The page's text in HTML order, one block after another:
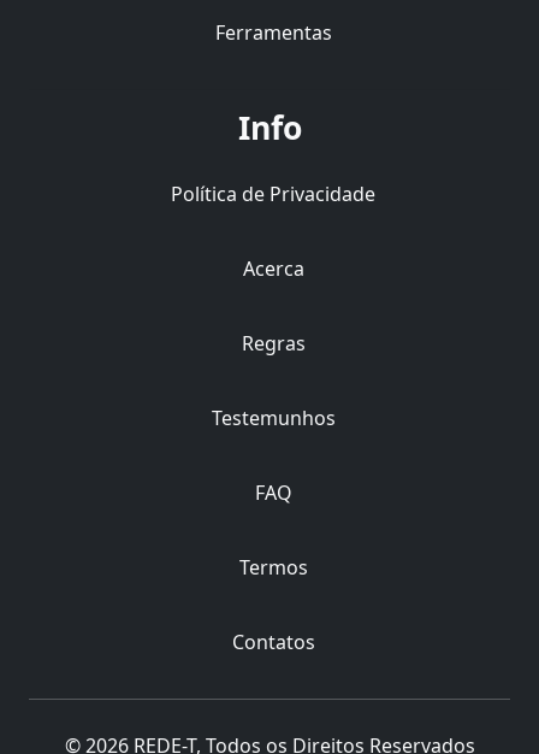
Ferramentas
Info
Política de Privacidade
Acerca
Regras
Testemunhos
FAQ
Termos
Contatos
© 2026 REDE-T, Todos os Direitos Reservados